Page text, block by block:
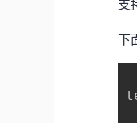
支
下